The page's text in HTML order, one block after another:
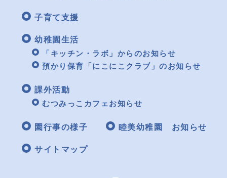
子育て支援
幼稚園生活
「キッチン・ラボ」からのお知らせ
預かり保育「にこにこクラブ」のお知らせ
課外活動
むつみっこカフェお知らせ
園行事の様子
睦美幼稚園 お知らせ
サイトマップ